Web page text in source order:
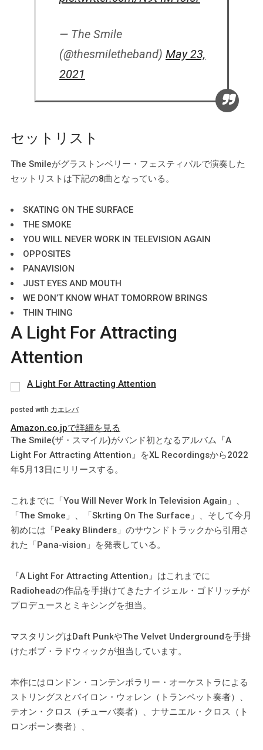
— The Smile
(@thesmiletheband) May 23,
2021
セットリスト
The Smileがグラストンベリー・フェスティバルで演奏した
セットリストは下記の8曲となっている。
SKATING ON THE SURFACE
THE SMOKE
YOU WILL NEVER WORK IN TELEVISION AGAIN
OPPOSITES
PANAVISION
JUST EYES AND MOUTH
WE DON’T KNOW WHAT TOMORROW BRINGS
THIN THING
A Light For Attracting
Attention
A Light For Attracting Attention
posted with カエレバ
Amazon.co.jpで詳細を見る
The Smile(ザ・スマイル)がバンド初となるアルバム『A
Light For Attracting Attention』をXL Recordingsから2022
年5月13日にリリースする。
これまでに「You Will Never Work In Television Again」、
「The Smoke」、「Skrting On The Surface」、そして今月
初めには「Peaky Blinders」のサウンドトラックから引用さ
れた「Pana-vision」を発表している。
『A Light For Attracting Attention』はこれまでに
Radioheadの作品を手掛けてきたナイジェル・ゴドリッチが
プロデュースとミキシングを担当。
マスタリングはDaft PunkやThe Velvet Undergroundを手掛
けたボブ・ラドウィックが担当しています。
本作にはロンドン・コンテンポラリー・オーケストラによる
ストリングスとバイロン・ウォレン（トランペット奏者）、
テオン・クロス（チューバ奏者）、ナサニエル・クロス（ト
ロンボーン奏者）、